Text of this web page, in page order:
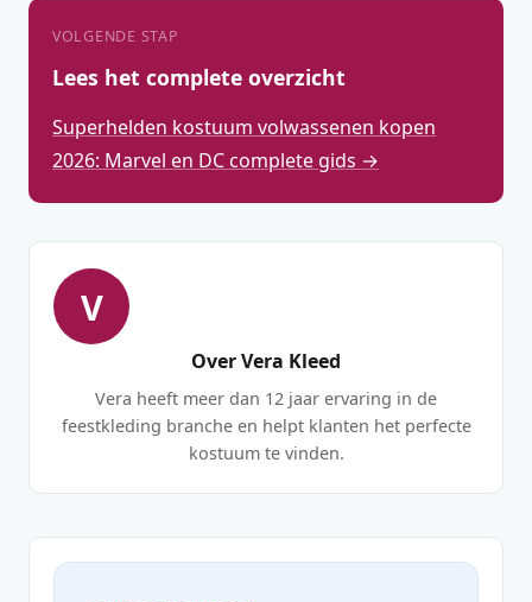
VOLGENDE STAP
Lees het complete overzicht
Superhelden kostuum volwassenen kopen
2026: Marvel en DC complete gids →
V
Over Vera Kleed
Vera heeft meer dan 12 jaar ervaring in de
feestkleding branche en helpt klanten het perfecte
kostuum te vinden.